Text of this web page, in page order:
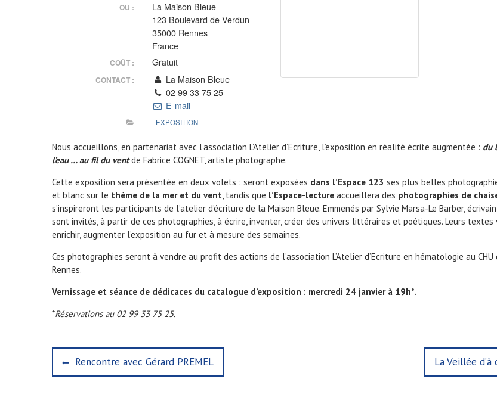
OÙ :
La Maison Bleue
123 Boulevard de Verdun
35000 Rennes
France
COÛT : Gratuit
CONTACT :
La Maison Bleue
02 99 33 75 25
E-mail
EXPOSITION
Nous accueillons, en partenariat avec l’association L’Atelier d’Ecriture, l’exposition en réalité écrite augmentée : du
l’eau … au fil du ventde Fabrice COGNET, artiste photographe.
Cette exposition sera présentée en deux volets : seront exposées dans l’Espace 123 ses plus belles
et blanc sur le thème de la mer et du vent, tandis que l’Espace-lecture accueillera des photographies de
s’inspireront les participants de l’atelier d’écriture de la Maison Bleue. Emmenés par Sylvie Marsa-Le Barber,
sont invités, à partir de ces photographies, à écrire, inventer, créer des univers littéraires et poétiques. Leurs textes
enrichir, augmenter l’exposition au fur et à mesure des semaines.
Ces photographies seront à vendre au profit des actions de l’association L’Atelier d’Ecriture en hématologie au CHU
Rennes.
Vernissage et séance de dédicaces du catalogue d’exposition : mercredi 24 janvier à 19h*.
*Réservations au 02 99 33 75 25.
a
P
r
Rencontre avec Gérard PREMEL
N
e
La Veillée d’à